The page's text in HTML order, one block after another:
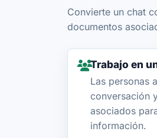
Convierte un chat
documentos
Trabajo en
Las personas
conversación
asociados
información.